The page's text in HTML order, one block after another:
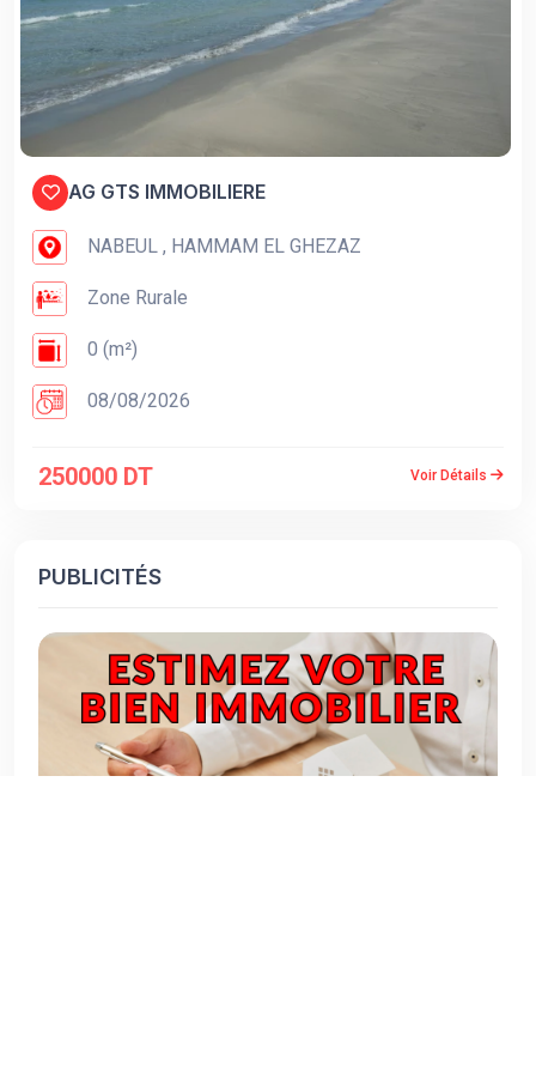
AG GTS IMMOBILIERE
NABEUL , HAMMAM EL GHEZAZ
Zone Rurale
0 (m²)
08/08/2026
250000 DT Voir Détails
PUBLICITÉS